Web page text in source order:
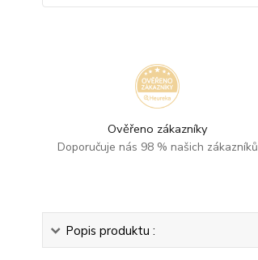
Ověřeno zákazníky
Doporučuje nás 98 % našich zákazníků
Popis produktu :